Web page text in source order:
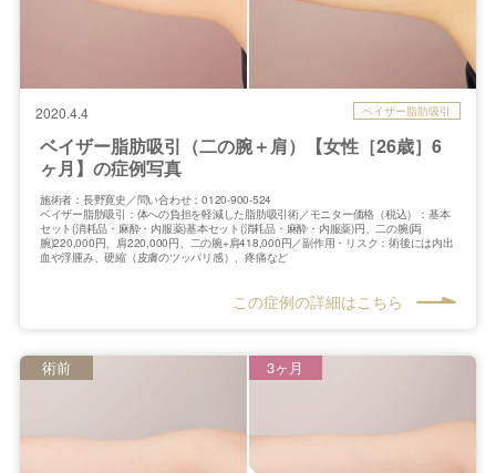
2020.4.4 ベイザー脂肪吸引
ベイザー脂肪吸引（二の腕＋肩）【女性［26歳］6
ヶ月】の症例写真
施術者：長野寛史／問い合わせ：0120-900-524
ベイザー脂肪吸引：体への負担を軽減した脂肪吸引術／モニター価格（税込）：基本
セット(消耗品・麻酔・内服薬)基本セット(消耗品・麻酔・内服薬)円、二の腕(両
腕)220,000円、肩220,000円、二の腕+肩418,000円／副作用・リスク：術後には内出
血や浮腫み、硬縮（皮膚のツッパリ感）、疼痛など
この症例の詳細はこちら
術前 3ヶ月